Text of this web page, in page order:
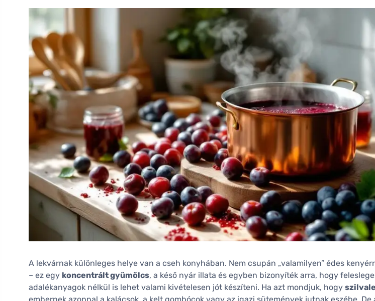
A lekvárnak különleges helye van a cseh konyhában. Nem csupán „valamilyen” édes
– ez egy koncentrált gyümölcs, a késő nyár illata és egyben bizonyíték arra, hogy
adalékanyagok nélkül is lehet valami kivételesen jót készíteni. Ha azt mondjuk, hogy